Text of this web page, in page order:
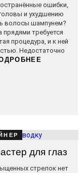
ошибки,
и ухудшению
волосы шампунем?
прядями требуется
процедура, и к ней
Недостаточно
для глаз
стрелок нет